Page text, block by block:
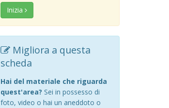
Inizia
Migliora a questa
scheda
Hai del materiale che riguarda
quest'area? Sei in possesso di
foto, video o hai un aneddoto o